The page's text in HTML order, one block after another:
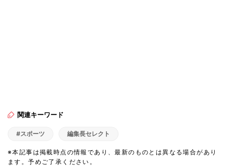
関連キーワード
#スポーツ 編集長セレクト
※本記事は掲載時点の情報であり、最新のものとは異なる場合があり
ます。予めご了承ください。